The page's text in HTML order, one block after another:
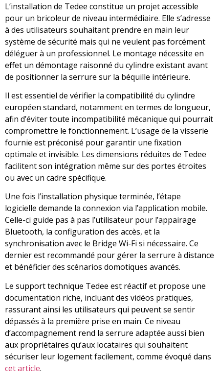
L’installation de Tedee constitue un projet accessible
pour un bricoleur de niveau intermédiaire. Elle s’adresse
à des utilisateurs souhaitant prendre en main leur
système de sécurité mais qui ne veulent pas forcément
déléguer à un professionnel. Le montage nécessite en
effet un démontage raisonné du cylindre existant avant
de positionner la serrure sur la béquille intérieure.
Il est essentiel de vérifier la compatibilité du cylindre
européen standard, notamment en termes de longueur,
afin d’éviter toute incompatibilité mécanique qui pourrait
compromettre le fonctionnement. L’usage de la visserie
fournie est préconisé pour garantir une fixation
optimale et invisible. Les dimensions réduites de Tedee
facilitent son intégration même sur des portes étroites
ou avec un cadre spécifique.
Une fois l’installation physique terminée, l’étape
logicielle demande la connexion via l’application mobile.
Celle-ci guide pas à pas l’utilisateur pour l’appairage
Bluetooth, la configuration des accès, et la
synchronisation avec le Bridge Wi-Fi si nécessaire. Ce
dernier est recommandé pour gérer la serrure à distance
et bénéficier des scénarios domotiques avancés.
Le support technique Tedee est réactif et propose une
documentation riche, incluant des vidéos pratiques,
rassurant ainsi les utilisateurs qui peuvent se sentir
dépassés à la première prise en main. Ce niveau
d’accompagnement rend la serrure adaptée aussi bien
aux propriétaires qu’aux locataires qui souhaitent
sécuriser leur logement facilement, comme évoqué dans
cet article.